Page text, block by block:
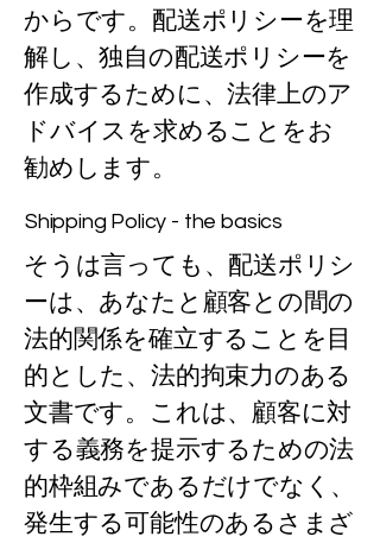
からです。配送ポリシーを理
解し、独自の配送ポリシーを
作成するために、法律上のア
ドバイスを求めることをお
勧めします。
Shipping Policy - the basics
そうは言っても、配送ポリシ
ーは、あなたと顧客との間の
法的関係を確立することを目
的とした、法的拘束力のある
文書です。これは、顧客に対
する義務を提示するための法
的枠組みであるだけでなく、
発生する可能性のあるさまざ